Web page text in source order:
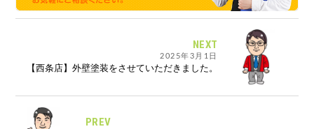
PREV
NEXT
2025年3月1日
【西条店】外壁塗装をさせていただきました。